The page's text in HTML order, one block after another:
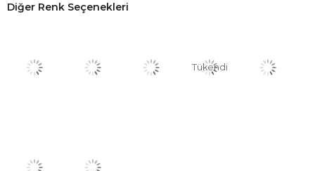
Diğer Renk Seçenekleri
Tükendi